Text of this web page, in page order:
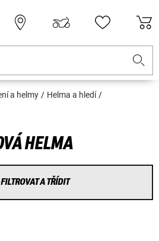
a helmy
Helma a hledí
HELMA
FILTROVAT A TŘÍDIT